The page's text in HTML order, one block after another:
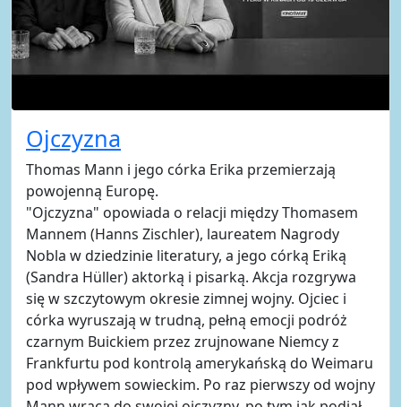
Ojczyzna
Thomas Mann i jego córka Erika przemierzają
powojenną Europę.
"Ojczyzna" opowiada o relacji między Thomasem
Mannem (Hanns Zischler), laureatem Nagrody
Nobla w dziedzinie literatury, a jego córką Eriką
(Sandra Hüller) aktorką i pisarką. Akcja rozgrywa
się w szczytowym okresie zimnej wojny. Ojciec i
córka wyruszają w trudną, pełną emocji podróż
czarnym Buickiem przez zrujnowane Niemcy z
Frankfurtu pod kontrolą amerykańską do Weimaru
pod wpływem sowieckim. Po raz pierwszy od wojny